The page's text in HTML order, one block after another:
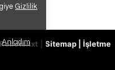
Gizlilik
Anladım
Robots.txt Sitemap
İşletme